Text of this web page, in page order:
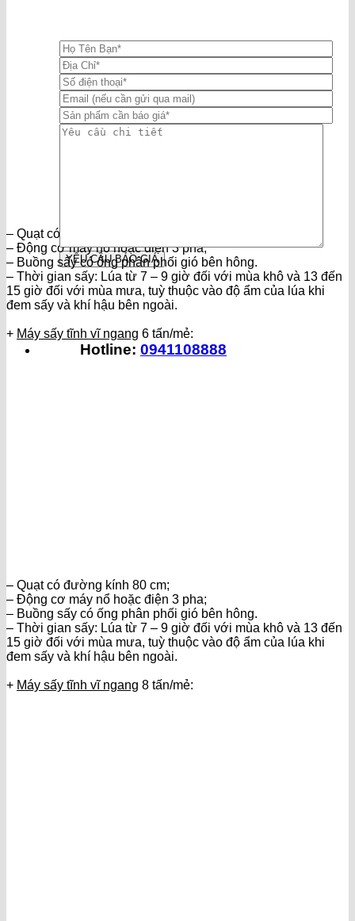
Hotline: 0941108888
– Quạt có đường kính 75 cm;
– Động cơ máy nổ hoặc điện 3 pha;
– Buồng sấy có ống phân phối gió bên hông.
– Thời gian sấy: Lúa từ 7 – 9 giờ đối với mùa khô và 13 đến
15 giờ đối với mùa mưa, tuỳ thuộc vào độ ẩm của lúa khi
đem sấy và khí hậu bên ngoài.
+ Máy sấy tĩnh vĩ ngang 6 tấn/mẻ:
– Quạt có đường kính 80 cm;
– Động cơ máy nổ hoặc điện 3 pha;
– Buồng sấy có ống phân phối gió bên hông.
– Thời gian sấy: Lúa từ 7 – 9 giờ đối với mùa khô và 13 đến
15 giờ đối với mùa mưa, tuỳ thuộc vào độ ẩm của lúa khi
đem sấy và khí hậu bên ngoài.
+ Máy sấy tĩnh vĩ ngang 8 tấn/mẻ: